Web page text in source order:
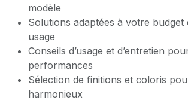
modèle
Solutions adaptées à votre budget
usage
Conseils d’usage et d’entretien
performances
Sélection de finitions et coloris
harmonieux